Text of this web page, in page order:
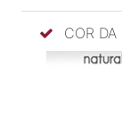
COR